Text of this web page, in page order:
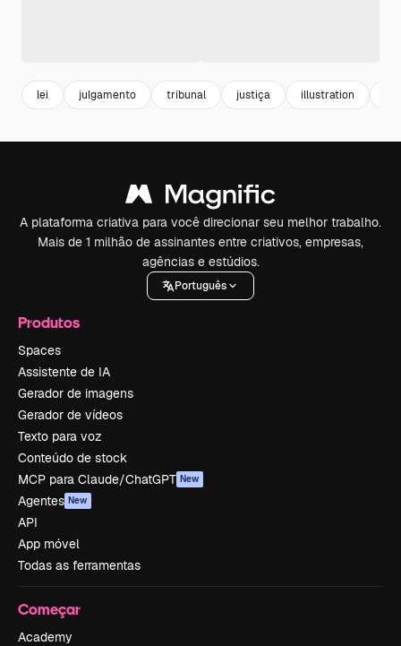
lei julgamento tribunal justiça illustration
A plataforma criativa para você direcionar seu melhor trabalho.
Mais de 1 milhão de assinantes entre criativos, empresas,
agências e estúdios.
Português
Produtos
Spaces
Assistente de IA
Gerador de imagens
Gerador de vídeos
Texto para voz
Conteúdo de stock
MCP para Claude/ChatGPT New
Agentes New
API
App móvel
Todas as ferramentas
Começar
Academy